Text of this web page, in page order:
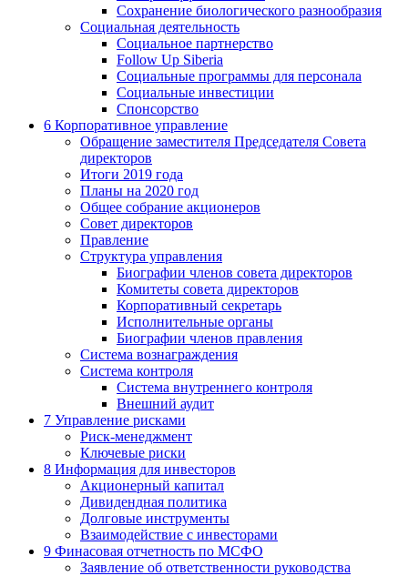
Сохранение биологического разнообразия
Социальная деятельность
Социальное партнерство
Follow Up Siberia
Социальные программы для персонала
Социальные инвестиции
Спонсорство
6 Корпоративное управление
Обращение заместителя Председателя Совета
директоров
Итоги 2019 года
Планы на 2020 год
Общее собрание акционеров
Совет директоров
Правление
Структура управления
Биографии членов совета директоров
Комитеты совета директоров
Корпоративный секретарь
Исполнительные органы
Биографии членов правления
Система вознаграждения
Система контроля
Система внутреннего контроля
Внешний аудит
7 Управление рисками
Риск-менеджмент
Ключевые риски
8 Информация для инвесторов
Акционерный капитал
Дивидендная политика
Долговые инструменты
Взаимодействие с инвеcторами
9 Финасовая отчетность по МСФО
Заявление об ответственности руководства